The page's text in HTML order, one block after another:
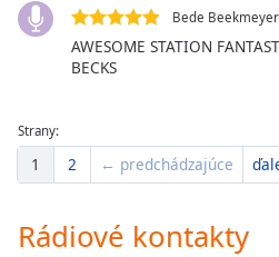
Text
Opacity
Color
Bede Beekmeyer
AWESOME STATION
BECKS
Strany:
1 2 ← predchádzajúce
Rádiové kontakty